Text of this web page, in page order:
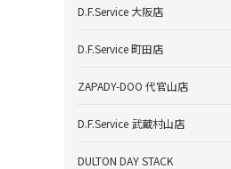
D.F.Service 大阪店
D.F.Service 町田店
ZAPADY-DOO 代官山店
D.F.Service 武蔵村山店
DULTON DAY STACK